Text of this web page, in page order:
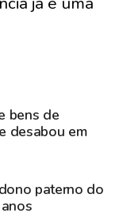
bens de
desabou em
paterno do